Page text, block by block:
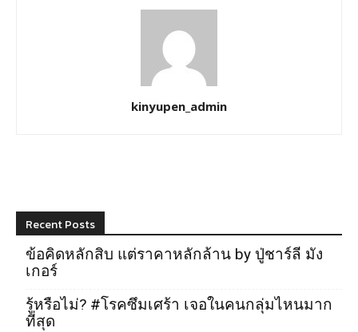
kinyupen_admin
Recent Posts
ข้อคิดหลักสิบ แต่ราคาหลักล้าน by ปู่ชาร์ลี มัง
เกอร์
รู้หรือไม่? #โรคซึมเศร้า เจอในคนกลุ่มไหนมาก
ที่สุด